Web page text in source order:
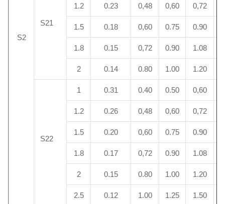
S2
S21
1.2 0.23 0,48 0,60 0,72
1.5 0.18 0,60 0.75 0.90
1.8 0.15 0,72 0.90 1.08
2 0.14 0.80 1.00 1.20
S22
1 0.31 0.40 0.50 0,60
1.2 0.26 0,48 0,60 0,72
1.5 0.20 0,60 0.75 0.90
1.8 0.17 0,72 0.90 1.08
2 0.15 0.80 1.00 1.20
2.5 0.12 1.00 1.25 1.50